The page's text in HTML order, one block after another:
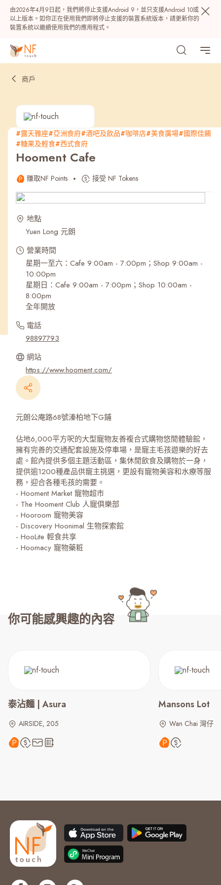
由2026年4月9日起，我們將停止支援Android 9，並只支援Android 10或
以上版本。如你正在使用我們即將停止支援的裝置系統版本，請更新你的
裝置系統以繼續使用我們的應用程式。
熱門
NF 種籽 NF Points AIRSIDE
最近搜尋紀錄
商戶
#露天雅座#亞洲食府#酒吧及飲品#咖啡店#美食廣場#國際佳餚
#糖果及輕食#西式食府
Hooment Cafe
賺取NF Points 接受 NF Tokens
地點
Yuen Long 元朗
營業時間
星期一至六：Cafe 9:00am - 7:00pm；Shop 9:00am -
10:00pm
星期日：Cafe 9:00am - 7:00pm；Shop 10:00am -
8:00pm
全年開放
電話
98897793
網站
https://www.hooment.com/
元朗公庵路68號溱柏地下G鋪
佔地6,000平方呎的大型寵物友善複合式購物悠閒體驗館，
擁有完善的交通配套設施及停車場，是寵主毛孩遊樂的好去
處。館內提供多個主題活動區，集休閒飲食及購物於一身，
提供逾1200種產品供寵主挑選，更設有寵物美容和水療等服
務，迎合各種毛孩的需要。
- Hooment Market 寵物超市
- The Hooment Club 人寵俱樂部
- Hooroom 寵物美容
- Discovery Hoonimal 生物探索館
- HooLite 輕食共享
你可能感興趣的內容
泰沾麵 | Asura
AIRSIDE, 205
Mansons Lot
Wan Chai 灣仔